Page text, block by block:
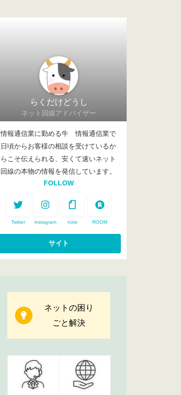
らくだけどうし
ネット回線アドバイザー
情報通信業に勤める牛 情報通信業で
日頃からお客様の相談を受けているか
らこそ伝えられる、安くて速いネット
回線の本物の情報を発信しています。
FOLLOW
Twitter instagram note ROOM
ネットの困り
ごと解決